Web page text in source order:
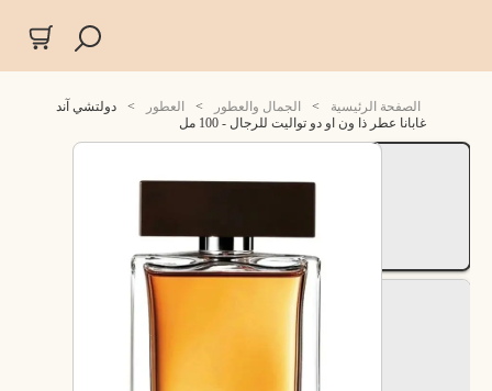
الصفحة الرئيسية > الجمال والعطور > العطور >
دولتشي آند
غابانا عطر ذا ون او دو تواليت للرجال - 100 مل